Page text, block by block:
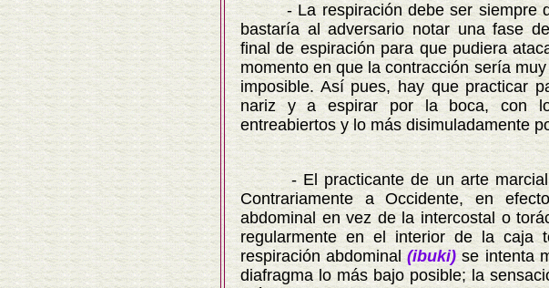
- La respiración debe ser siempre
bastaría al adversario notar una fase
final de espiración para que pudiera
momento en que la contracción sería
imposible. Así pues, hay que practicar
nariz y a espirar por la boca, con
entreabiertos y lo más disimuladamente
- El practicante de un arte marcial
Contrariamente a Occidente, en
abdominal en vez de la intercostal o
regularmente en el interior de la caja
respiración abdominal(ibuki)se intenta
diafragma lo más bajo posible; la